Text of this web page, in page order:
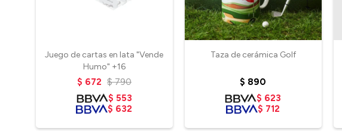
Juego de cartas en lata "Vende
Humo" +16
$ 672 $ 790
$ 553
$ 632
Taza de cerámica Golf
$ 890
$ 623
$ 712